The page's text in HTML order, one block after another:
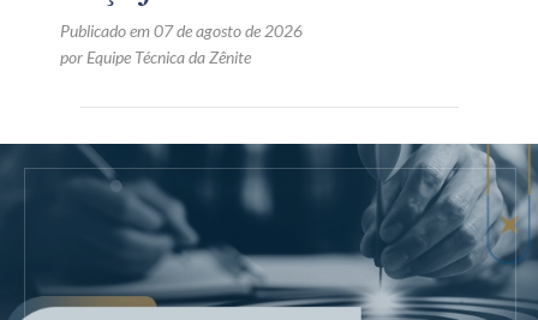
Publicado em 07 de agosto de 2026
por Equipe Técnica da Zênite